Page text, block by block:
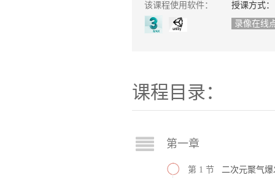
该课程使用软件：
授课方式：
录像在线
课程目录：
第一章
第 1 节 二次元聚气爆